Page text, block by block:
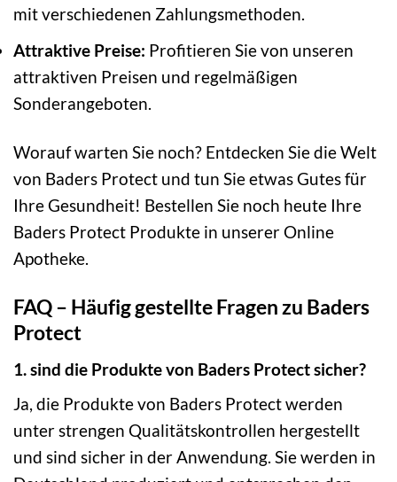
mit verschiedenen Zahlungsmethoden.
Attraktive Preise: Profitieren Sie von unseren
attraktiven Preisen und regelmäßigen
Sonderangeboten.
Worauf warten Sie noch? Entdecken Sie die Welt
von Baders Protect und tun Sie etwas Gutes für
Ihre Gesundheit! Bestellen Sie noch heute Ihre
Baders Protect Produkte in unserer Online
Apotheke.
FAQ – Häufig gestellte Fragen zu Baders
Protect
1. sind die Produkte von Baders Protect sicher?
Ja, die Produkte von Baders Protect werden
unter strengen Qualitätskontrollen hergestellt
und sind sicher in der Anwendung. Sie werden in